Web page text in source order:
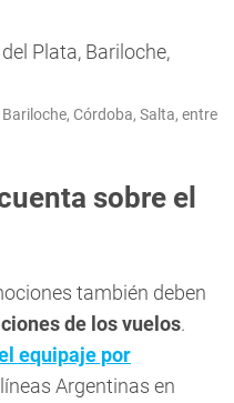
Córdoba, Salta, entre
sobre el
también deben
de los vuelos.
equipaje por
Argentinas en